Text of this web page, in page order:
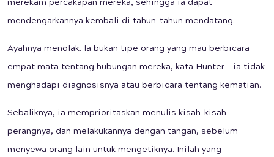
merekam percakapan mereka, sehingga ia dapat
mendengarkannya kembali di tahun-tahun mendatang.
Ayahnya menolak. Ia bukan tipe orang yang mau berbicara
empat mata tentang hubungan mereka, kata Hunter – ia tidak
menghadapi diagnosisnya atau berbicara tentang kematian.
Sebaliknya, ia memprioritaskan menulis kisah-kisah
perangnya, dan melakukannya dengan tangan, sebelum
menyewa orang lain untuk mengetiknya. Inilah yang